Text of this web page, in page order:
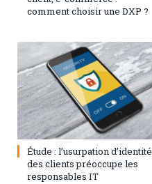
comment choisir une DXP ?
1 août 2023 0
Étude : l’usurpation d’identité
des clients préoccupe les
responsables IT